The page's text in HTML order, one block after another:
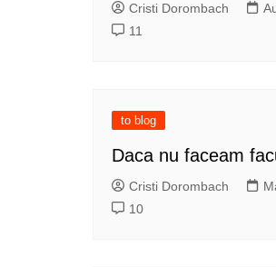
Cristi Dorombach
11
to blog
Daca nu faceam
Cristi Dorombach
10